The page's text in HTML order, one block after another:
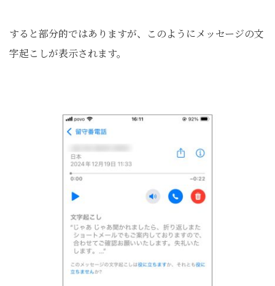
すると部分的ではありますが、このようにメッセージの文
字起こしが表示されます。